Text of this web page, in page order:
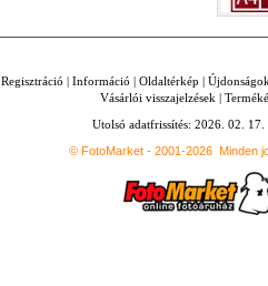
Regisztráció | Információ | Oldaltérkép | Újdonságok
Vásárlói visszajelzések |
Utolsó adatfrissítés: 2026. 02. 17.
© FotoMarket - 2001-2026 Minden